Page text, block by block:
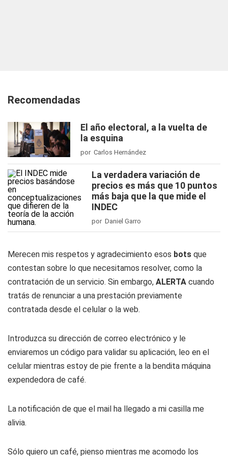
Recomendadas
El año electoral, a la vuelta de
la esquina
por Carlos Hernández
La verdadera variación de
precios es más que 10 puntos
más baja que la que mide el
INDEC
por Daniel Garro
Merecen mis respetos y agradecimiento esos bots que
contestan sobre lo que necesitamos resolver, como la
contratación de un servicio. Sin embargo, ALERTA cuando
tratás de renunciar a una prestación previamente
contratada desde el celular o la web.
Introduzca su dirección de correo electrónico y le
enviaremos un código para validar su aplicación, leo en el
celular mientras estoy de pie frente a la bendita máquina
expendedora de café.
La notificación de que el mail ha llegado a mi casilla me
alivia.
Sólo quiero un café, pienso mientras me acomodo los